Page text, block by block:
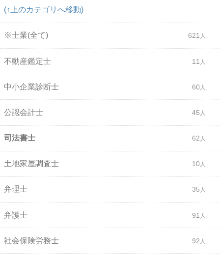
(↑上のカテゴリへ移動)
※士業(全て) 621
不動産鑑定士 11
中小企業診断士 60
公認会計士 45
司法書士 62
土地家屋調査士 10
弁理士 35
弁護士 91
社会保険労務士 92